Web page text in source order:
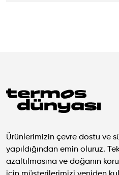
Ürünlerimizin çevre dostu ve
yapıldığından emin oluruz.
azaltılmasına ve doğanın